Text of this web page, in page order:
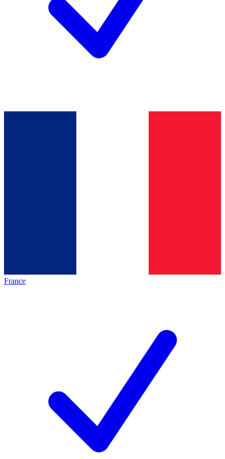
France